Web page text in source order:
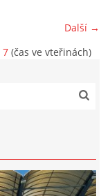
Další →
7 (čas ve vteřinách)